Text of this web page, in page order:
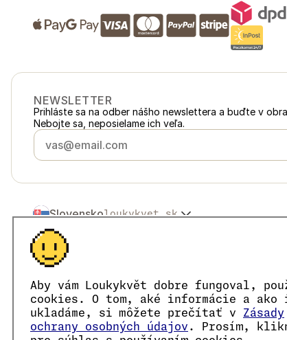
Aby vám Loukykvět dobre fungoval,
cookies. O tom, aké informácie a ako
ukladáme, si môžete prečítať v
Zásady
ochrany osobných údajov . Prosím,
NEWSLETTER
Prihláste sa na odber nášho newslettera a buďte v
Nebojte sa, neposielame ich veľa.
Slovenskoloukykvet.sk
Česko
Polska loukykvet.pl
Österreich
Deutschland loukykvet.de
France loukykvet.fr
Belgiëloukykvet.be
Danmarkloukykvet.dk
© 2016 →
Spoločnosť Loukykvět s.r.o. je zapísaná v
Sme zapojení do Systému združeného plnenia EKO-
Pre vydávanie rastlinolekárskych pasov používame
IČO je 05663687, DIČ je CZ05663687.
ID dátovej schránky je eng827q.
Číslo EORI je CZ05663687.